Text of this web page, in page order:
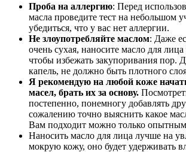
Проба на аллергию: Перед
масла проведите тест на небольшом
убедиться, что у вас нет аллергии.
Не злоупотребляйте маслом: Даже
очень сухая, наносите масло для
чтобы избежать закупоривания пор.
капель, не должно быть плотного
Я рекомендую на любой коже
масел, брать их за основу.
постепенно, понемногу добавлять
сожалению точно выяснить какое
Вам подходит можно только
Наносить масло для лица лучше на
мокрую кожу, оно будет удерживать